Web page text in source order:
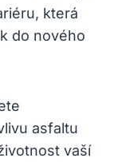
která
do nového
asfaltu
vaší